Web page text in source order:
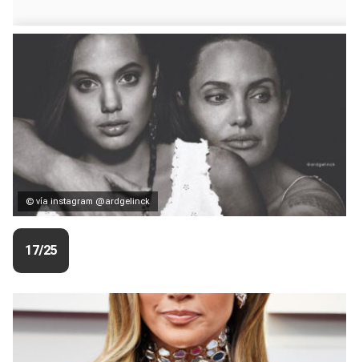
© vía instagram @ardgelinck
17/25